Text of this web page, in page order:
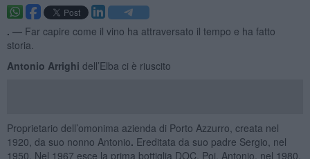
. — Far capire come il vino ha attraversato il tempo e ha fatto
storia.
Antonio Arrighi dell’Elba ci è riuscito
Proprietario dell’omonima azienda di Porto Azzurro, creata nel
1920, da suo nonno Antonio. Ereditata da suo padre Sergio, nel
1950. Nel 1967 esce la prima bottiglia DOC. Poi, Antonio, nel 1980,